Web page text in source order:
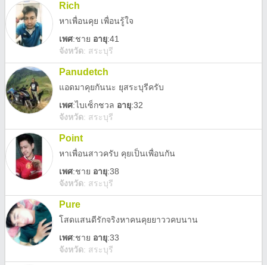
Rich
หาเพื่อนคุย เพื่อนรู้ใจ
เพศ:ชาย อายุ:41
จังหวัด: สระบุรี
Panudetch
แอดมาคุยกันนะ ยุสระบุรีครับ
เพศ:ไบเซ็กชวล อายุ:32
จังหวัด: สระบุรี
Point
หาเพื่อนสาวครับ คุยเป็นเพื่อนกัน
เพศ:ชาย อายุ:38
จังหวัด: สระบุรี
Pure
โสดแสนดีรักจริงหาคนคุยยาววคบนาน
เพศ:ชาย อายุ:33
จังหวัด: สระบุรี